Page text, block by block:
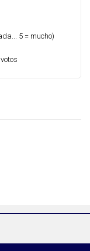
5 = mucho)